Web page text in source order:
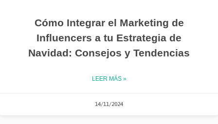
Cómo Integrar el Marketing de
Influencers a tu Estrategia de
Navidad: Consejos y Tendencias
LEER MÁS »
14/11/2024